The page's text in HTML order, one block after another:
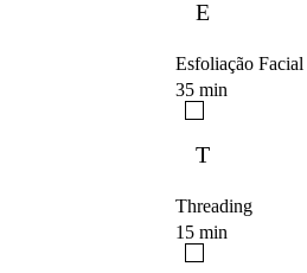
E
Esfoliação Facial
35 min
T
Threading
15 min